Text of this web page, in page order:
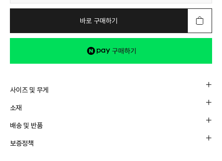
바로 구매하기
사이즈 및 무게
소재
배송 및 반품
보증정책